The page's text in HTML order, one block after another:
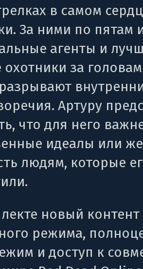
в самом
За ними по пятам
агенты и
охотники за
Артуру
что для него
идеалы или же
людям, которые
новый контент
режима,
и доступ к